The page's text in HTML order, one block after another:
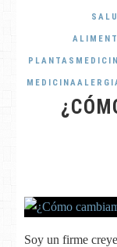
Soy un firme